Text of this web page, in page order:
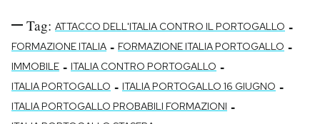
Tag: ATTACCO DELL'ITALIA CONTRO IL PORTOGALLO -
FORMAZIONE ITALIA - FORMAZIONE ITALIA PORTOGALLO -
IMMOBILE - ITALIA CONTRO PORTOGALLO -
ITALIA PORTOGALLO - ITALIA PORTOGALLO 16 GIUGNO -
ITALIA PORTOGALLO PROBABILI FORMAZIONI -